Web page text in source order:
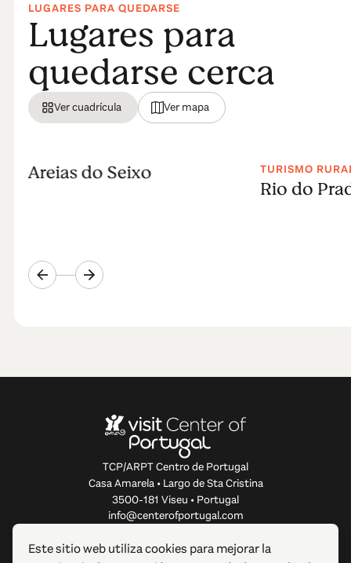
LUGARES PARA QUEDARSE
Lugares para
quedarse cerca
Ver cuadrícula Ver mapa
Areias do Seixo TURISMO
Rio do
TCP/ARPT Centro de Portugal
Casa Amarela • Largo de Sta Cristina
3500-181 Viseu • Portugal
info@centerofportugal.com
Este sitio web utiliza cookies para mejorar la